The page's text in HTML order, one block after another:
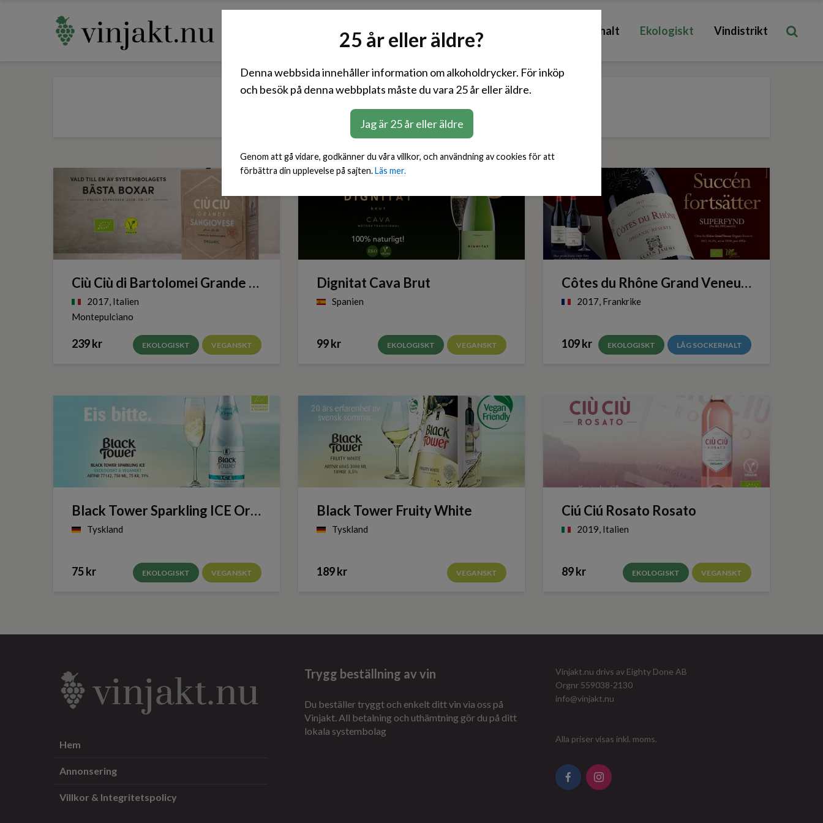
25 år eller äldre?
Denna webbsida innehåller information om alkoholdrycker. För inköp
och besök på denna webbplats måste du vara 25 år eller äldre.
Jag är 25 år eller äldre
Genom att gå vidare, godkänner du våra villkor, och användning av cookies för att
förbättra din upplevelse på sajten.Läs mer.
Vitt Mousserande Låg sockerhalt Ekologiskt Vindistrikt
Veganskt
Ciù Ciù di Bartolomei Grande Sangiovese
2017, Italien
Montepulciano
239 kr EKOLOGISKT VEGANSKT
Dignitat Cava Brut
Spanien
99 kr EKOLOGISKT VEGANSKT
Côtes du Rhône Grand Veneur Organic Reserve 2017
2017, Frankrike
109 kr EKOLOGISKT LÅG SOCKERHALT
Black Tower Sparkling ICE Organic & Vegan
Tyskland
75 kr EKOLOGISKT VEGANSKT
Black Tower Fruity White
Tyskland
189 kr VEGANSKT
Ciú Ciú Rosato Rosato
2019, Italien
89 kr EKOLOGISKT VEGANSKT
Hem
Annonsering
Villkor & Integritetspolicy
Trygg beställning av vin
Du beställer tryggt och enkelt ditt vin via oss på
Vinjakt. All betalning och uthämtning gör du på ditt
lokala systembolag
Vinjakt.nu drivs av Eighty Done AB
Orgnr 559038-2130
info@vinjakt.nu
Alla priser visas inkl. moms.